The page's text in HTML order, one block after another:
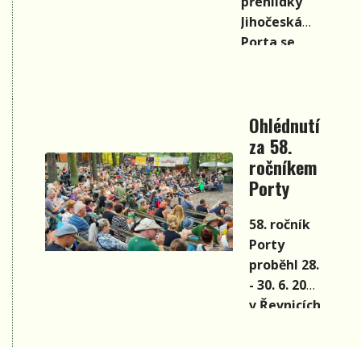
Ševčík a Marek
Kodeda.
Jihočeská
Porta se
Pavla Žožo
Ambrožová,
druhá
skončila
kapela
Pozvolna.
Oba
vítězové
postoupili
do finále
Ohlédnutí
za 58.
ročníkem
Porty
58. ročník
Porty
proběhl 28.
- 30. 6. 2024
v Řevnicích